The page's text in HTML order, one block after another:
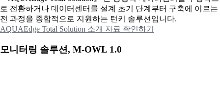
로 전환하거나 데이터센터를 설계 초기 단계부터 구축에 이르는
전 과정을 종합적으로 지원하는 턴키 솔루션입니다.
AQUAEdge Total Solution 소개 자료 확인하기
모니터링 솔루션, M-OWL 1.0